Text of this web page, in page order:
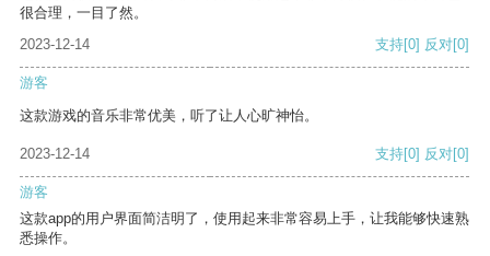
很合理，一目了然。
2023-12-14
支持[0] 反对[0]
游客
这款游戏的音乐非常优美，听了让人心旷神怡。
2023-12-14 支持[0] 反对[0]
游客
这款app的用户界面简洁明了，使用起来非常容易上手，让我能够快速熟
悉操作。